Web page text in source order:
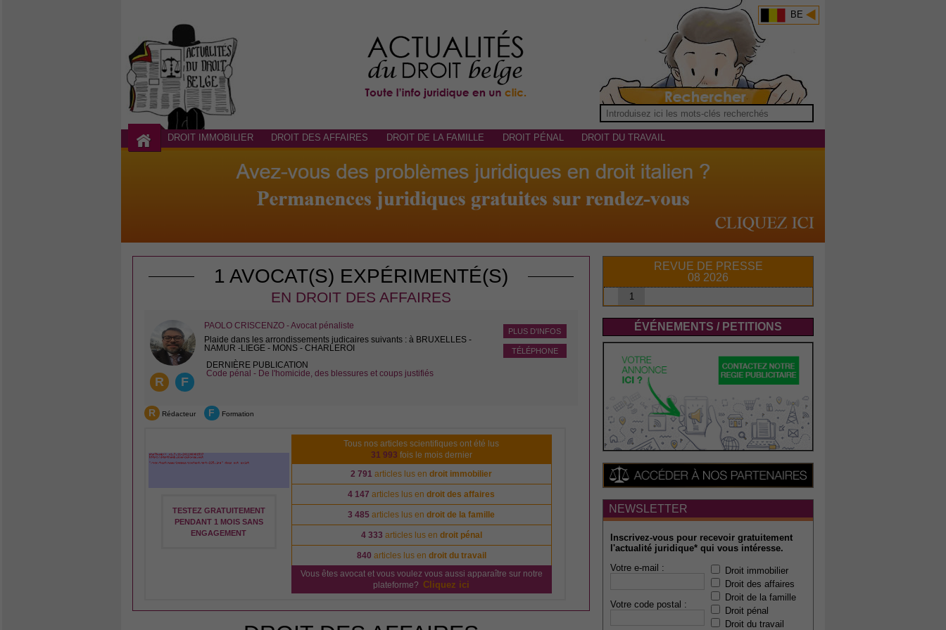
BE
DROIT IMMOBILIER DROIT DES AFFAIRES DROIT DE LA FAMILLE DROIT PÉNAL DROIT DU TRAVAIL
1 AVOCAT(S) EXPÉRIMENTÉ(S)
EN DROIT DES AFFAIRES
R F
PLUS D'INFOS
TÉLÉPHONE
PAOLO CRISCENZO - Avocat pénaliste
Plaide dans les arrondissements judicaires suivants : à BRUXELLES -
NAMUR -LIEGE - MONS - CHARLEROI
DERNIÈRE PUBLICATION
Code pénal - De l'homicide, des blessures et coups justifiés
R Rédacteur F Formation
TESTEZ GRATUITEMENT
PENDANT 1 MOIS SANS
ENGAGEMENT
Tous nos articles scientifiques ont été lus
31 993 fois le mois dernier
2 791 articles lus endroit immobilier
4 147 articles lus endroit des affaires
3 485 articles lus endroit de la famille
4 333 articles lus en droit pénal
840 articles lus en droit du travail
Vous êtes avocat et vous voulez vous aussi apparaître sur notre
plateforme? Cliquez ici
REVUE DE PRESSE
08 2026
1
ÉVÉNEMENTS / PETITIONS
NEWSLETTER
Inscrivez-vous pour recevoir gratuitement
l'actualité juridique* qui vous intéresse.
Votre e-mail :
Votre code postal :
Droit immobilier
Droit des affaires
Droit de la famille
Droit pénal
Droit du travail